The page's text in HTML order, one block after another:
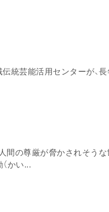
統芸能活用センターが、
間の尊厳が脅かされそう
かい...